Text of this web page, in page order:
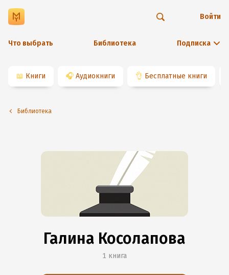
Что выбрать Библиотека Подписка
Войти
📖 Книги 🎧 Аудиокниги 👌 Бесплатные книги
Библиотека
Галина Косолапова
1 книга